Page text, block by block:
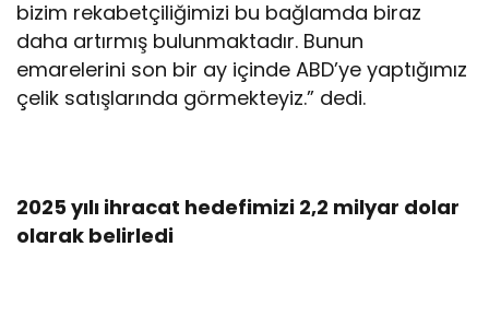
bizim rekabetçiliğimizi bu bağlamda biraz
daha artırmış bulunmaktadır. Bunun
emarelerini son bir ay içinde ABD’ye yaptığımız
çelik satışlarında görmekteyiz.” dedi.
2025 yılı ihracat hedefimizi 2,2 milyar dolar
olarak belirledi